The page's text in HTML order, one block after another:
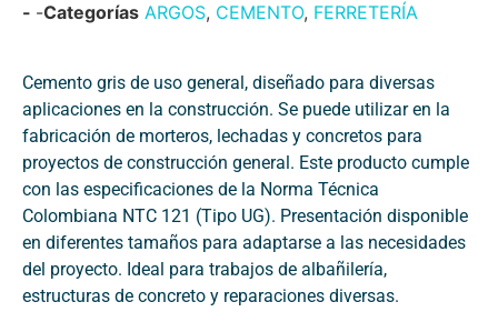
- -Categorías ARGOS, CEMENTO, FERRETERÍA
Cemento gris de uso general, diseñado para diversas
aplicaciones en la construcción. Se puede utilizar en la
fabricación de morteros, lechadas y concretos para
proyectos de construcción general. Este producto cumple
con las especificaciones de la Norma Técnica
Colombiana NTC 121 (Tipo UG). Presentación disponible
en diferentes tamaños para adaptarse a las necesidades
del proyecto. Ideal para trabajos de albañilería,
estructuras de concreto y reparaciones diversas.